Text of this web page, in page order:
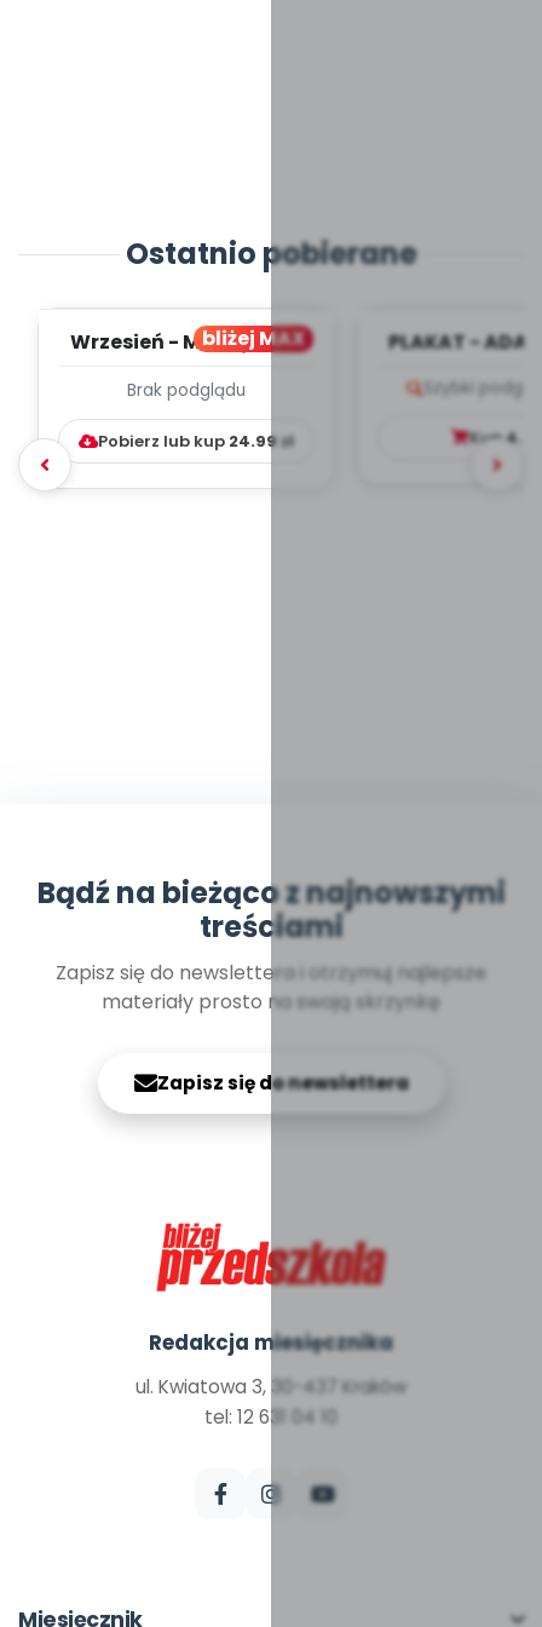
Ostatnio pobierane
bliżej MAX
Wrzesień - MIESIĘCZNY
WYCHOWAWCZO –
DYDAKTYC...
Brak podglądu
Pobierz lub kup 24.99 zł
PLAKAT -
Szybki
Kup
Bądź na bieżąco z najnowszymi
treściami
Zapisz się do newslettera i otrzymuj najlepsze
materiały prosto na swoją skrzynkę
Zapisz się do newslettera
Redakcja miesięcznika
ul. Kwiatowa 3, 30-437 Kraków
tel: 12 631 04 10
Miesięcznik